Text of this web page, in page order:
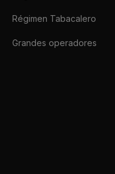
Régimen Tabacalero
Grandes operadores